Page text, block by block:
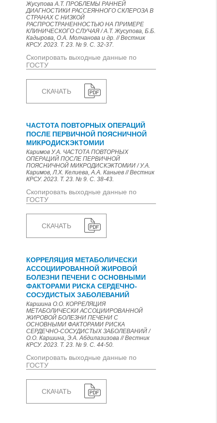
Жусупова А.Т. ПРОБЛЕМЫ РАННЕЙ
ДИАГНОСТИКИ РАССЕЯННОГО СКЛЕРОЗА В
СТРАНАХ С НИЗКОЙ
РАСПРОСТРАНЕННОСТЬЮ НА ПРИМЕРЕ
КЛИНИЧЕСКОГО СЛУЧАЯ / А.Т. Жусупова, Б.Б.
Кадырова, О.А. Молчанова и др. // Вестник
КРСУ. 2023. Т. 23. № 9. С. 32-37.
Скопировать выходные данные по
ГОСТУ
СКАЧАТЬ
ЧАСТОТА ПОВТОРНЫХ ОПЕРАЦИЙ
ПОСЛЕ ПЕРВИЧНОЙ ПОЯСНИЧНОЙ
МИКРОДИСКЭКТОМИИ
Каримов У.А. ЧАСТОТА ПОВТОРНЫХ
ОПЕРАЦИЙ ПОСЛЕ ПЕРВИЧНОЙ
ПОЯСНИЧНОЙ МИКРОДИСКЭКТОМИИ / У.А.
Каримов, Л.Х. Келиева, А.А. Каныев // Вестник
КРСУ. 2023. Т. 23. № 9. С. 38-43.
Скопировать выходные данные по
ГОСТУ
СКАЧАТЬ
КОРРЕЛЯЦИЯ МЕТАБОЛИЧЕСКИ
АССОЦИИРОВАННОЙ ЖИРОВОЙ
БОЛЕЗНИ ПЕЧЕНИ С ОСНОВНЫМИ
ФАКТОРАМИ РИСКА СЕРДЕЧНО-
СОСУДИСТЫХ ЗАБОЛЕВАНИЙ
Каршина О.О. КОРРЕЛЯЦИЯ
МЕТАБОЛИЧЕСКИ АССОЦИИРОВАННОЙ
ЖИРОВОЙ БОЛЕЗНИ ПЕЧЕНИ С
ОСНОВНЫМИ ФАКТОРАМИ РИСКА
СЕРДЕЧНО-СОСУДИСТЫХ ЗАБОЛЕВАНИЙ /
О.О. Каршина, Э.А. Абдилазизова // Вестник
КРСУ. 2023. Т. 23. № 9. С. 44-50.
Скопировать выходные данные по
ГОСТУ
СКАЧАТЬ